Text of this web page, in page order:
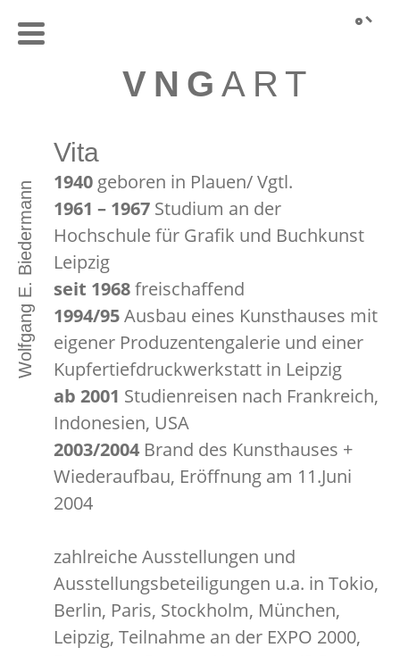
VNG ART
Wolfgang E. Biedermann
Vita
1940 geboren in Plauen/ Vgtl.
1961 – 1967 Studium an der
Hochschule für Grafik und Buchkunst
Leipzig
seit 1968freischaffend
1994/95Ausbau eines Kunsthauses mit
eigener Produzentengalerie und einer
Kupfertiefdruckwerkstatt in Leipzig
ab 2001 Studienreisen nach Frankreich,
Indonesien, USA
2003/2004 Brand des Kunsthauses +
Wiederaufbau, Eröffnung am 11.Juni
2004
zahlreiche Ausstellungen und
Ausstellungsbeteiligungen u.a. in Tokio,
Berlin, Paris, Stockholm, München,
Leipzig, Teilnahme an der EXPO 2000,